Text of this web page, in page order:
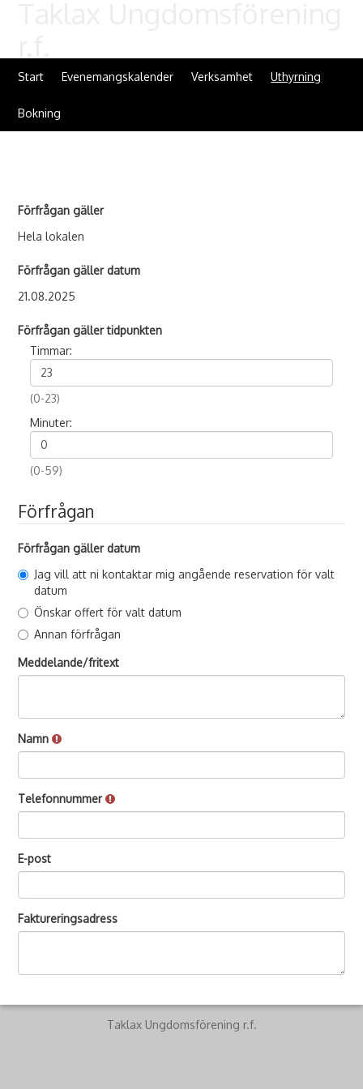
Start Evenemangskalender Verksamhet Uthyrning
Bokning
Förfrågan gäller
Hela lokalen
Förfrågan gäller datum
21.08.2025
Förfrågan gäller tidpunkten
Timmar:
(0-23)
Minuter:
(0-59)
Förfrågan
Förfrågan gäller datum
Jag vill att ni kontaktar mig angående reservation för valt
datum
Önskar offert för valt datum
Annan förfrågan
Meddelande/fritext
Namn
Telefonnummer
E-post
Faktureringsadress
Taklax Ungdomsförening r.f.